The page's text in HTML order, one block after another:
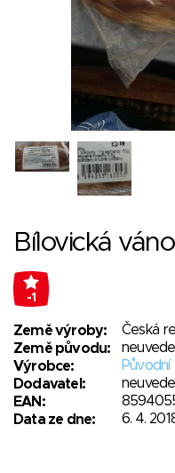
Bílovická
-1
Země výroby:
Česká
Země původu:
Výrobce:
Původní
Dodavatel:
EAN:
Data ze dne:
6. 4.